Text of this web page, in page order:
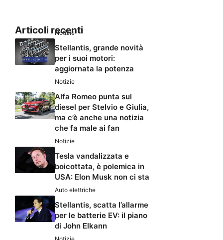
Articoli recenti
Notizie
Stellantis, grande novità
per i suoi motori:
aggiornata la potenza
Notizie
Alfa Romeo punta sul
diesel per Stelvio e Giulia,
ma c’è anche una notizia
che fa male ai fan
Notizie
Tesla vandalizzata e
boicottata, è polemica in
USA: Elon Musk non ci sta
Auto elettriche
Stellantis, scatta l’allarme
per le batterie EV: il piano
di John Elkann